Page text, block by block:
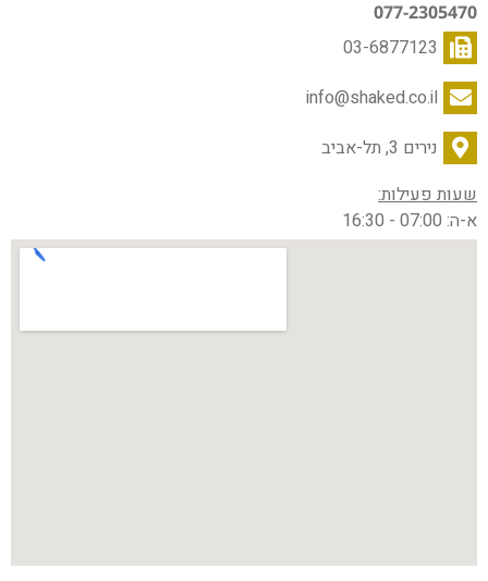
077-2305470
03-6877123
info@shaked.co.il
נירים 3, תל-אביב
שעות פעילות:
א-ה: 07:00 - 16:30